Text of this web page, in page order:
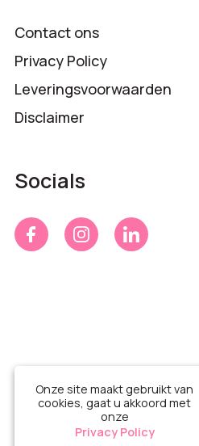
Contact ons
Privacy Policy
Leveringsvoorwaarden
Disclaimer
Socials
Onze site maakt gebruikt van
cookies, gaat u akkoord met
onze
Privacy Policy